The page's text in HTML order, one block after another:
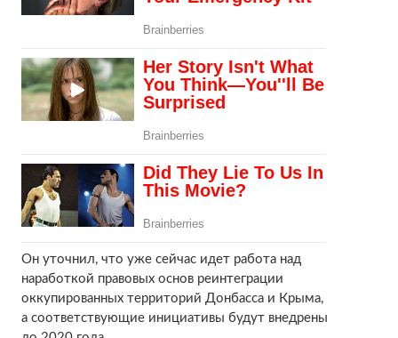
Он уточнил, что уже сейчас идет работа над
наработкой правовых основ реинтеграции
оккупированных территорий Донбасса и Крыма,
а соответствующие инициативы будут внедрены